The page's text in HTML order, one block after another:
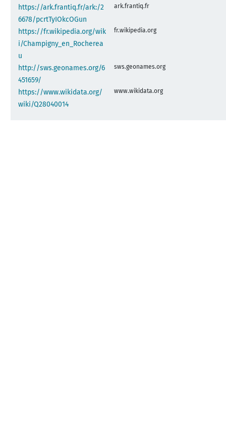
https://ark.frantiq.fr/ark:/2
6678/pcrtTyIOkcOGun
ark.frantiq.fr
https://fr.wikipedia.org/wik
i/Champigny_en_Rocherea
u
fr.wikipedia.org
http://sws.geonames.org/6
451659/
sws.geonames.org
https://www.wikidata.org/
wiki/Q28040014
www.wikidata.org